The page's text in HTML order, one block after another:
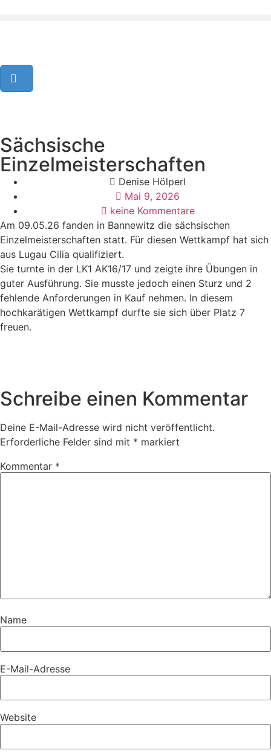
Sächsische
Einzelmeisterschaften
Denise Hölperl
Mai 9, 2026
keine Kommentare
Am 09.05.26 fanden in Bannewitz die sächsischen
Einzelmeisterschaften statt. Für diesen Wettkampf hat sich
aus Lugau Cilia qualifiziert.
Sie turnte in der LK1 AK16/17 und zeigte ihre Übungen in
guter Ausführung. Sie musste jedoch einen Sturz und 2
fehlende Anforderungen in Kauf nehmen. In diesem
hochkarätigen Wettkampf durfte sie sich über Platz 7
freuen.
Schreibe einen Kommentar
Deine E-Mail-Adresse wird nicht veröffentlicht.
Erforderliche Felder sind mit * markiert
Kommentar *
Name
E-Mail-Adresse
Website